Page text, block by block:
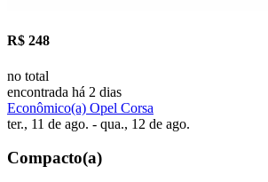
R$ 248
no total
encontrada há 2 dias
Econômico(a) Opel Corsa
ter., 11 de ago. - qua., 12 de ago.
Compacto(a)